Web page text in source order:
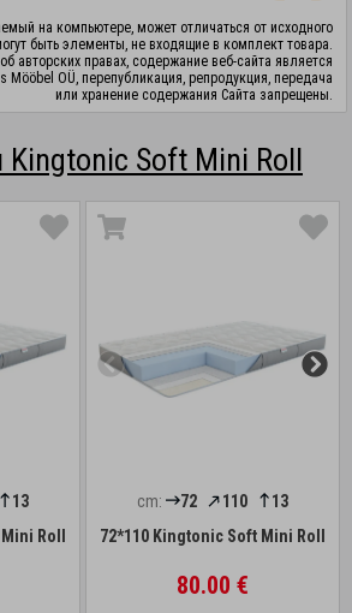
на компьютере, может отличаться от исходного
быть элементы, не входящие в комплект товара.
авторских правах, содержание веб-сайта является
Mööbel OÜ, перепубликация, репродукция, передача
или хранение содержания Сайта запрещены.
Kingtonic Soft Mini Roll
13
Roll
cm: 72 110
13
72*110 Kingtonic Soft Mini Roll
80.00 €